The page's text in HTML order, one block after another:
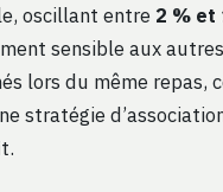
oscillant entre 2 % et
sensible aux
lors du même repas,
stratégie